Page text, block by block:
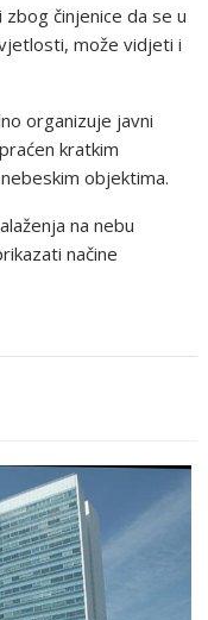
činjenice da se u
može vidjeti i
organizuje javni
kratkim
objektima.
na nebu
načine